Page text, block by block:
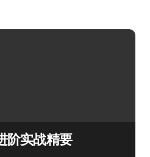
阶实战精要